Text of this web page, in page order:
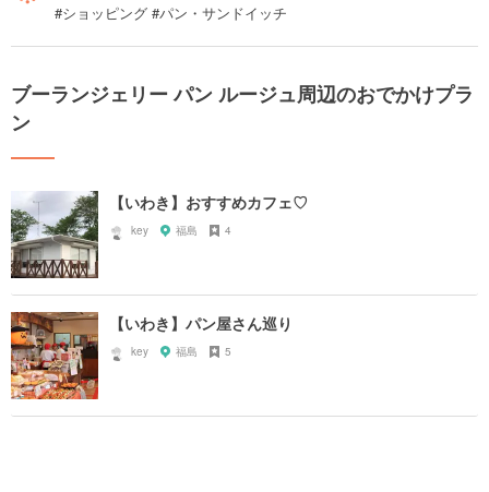
#ショッピング #パン・サンドイッチ
ブーランジェリー パン ルージュ周辺のおでかけプラ
ン
【いわき】おすすめカフェ♡
key 福島 4
【いわき】パン屋さん巡り
key 福島 5